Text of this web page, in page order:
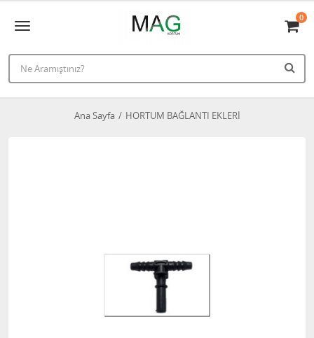
0
Ana Sayfa HORTUM BAĞLANTI EKLERİ